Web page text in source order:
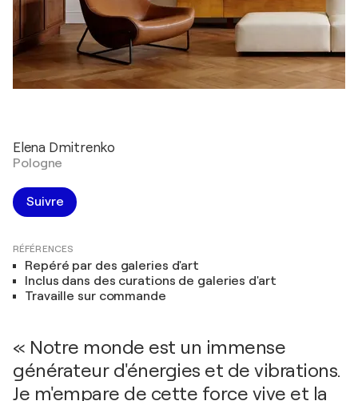
Elena Dmitrenko
Pologne
Suivre
RÉFÉRENCES
Repéré par des galeries d'art
Inclus dans des curations de galeries d'art
Travaille sur commande
« Notre monde est un immense
générateur d'énergies et de vibrations.
Je m'empare de cette force vive et la